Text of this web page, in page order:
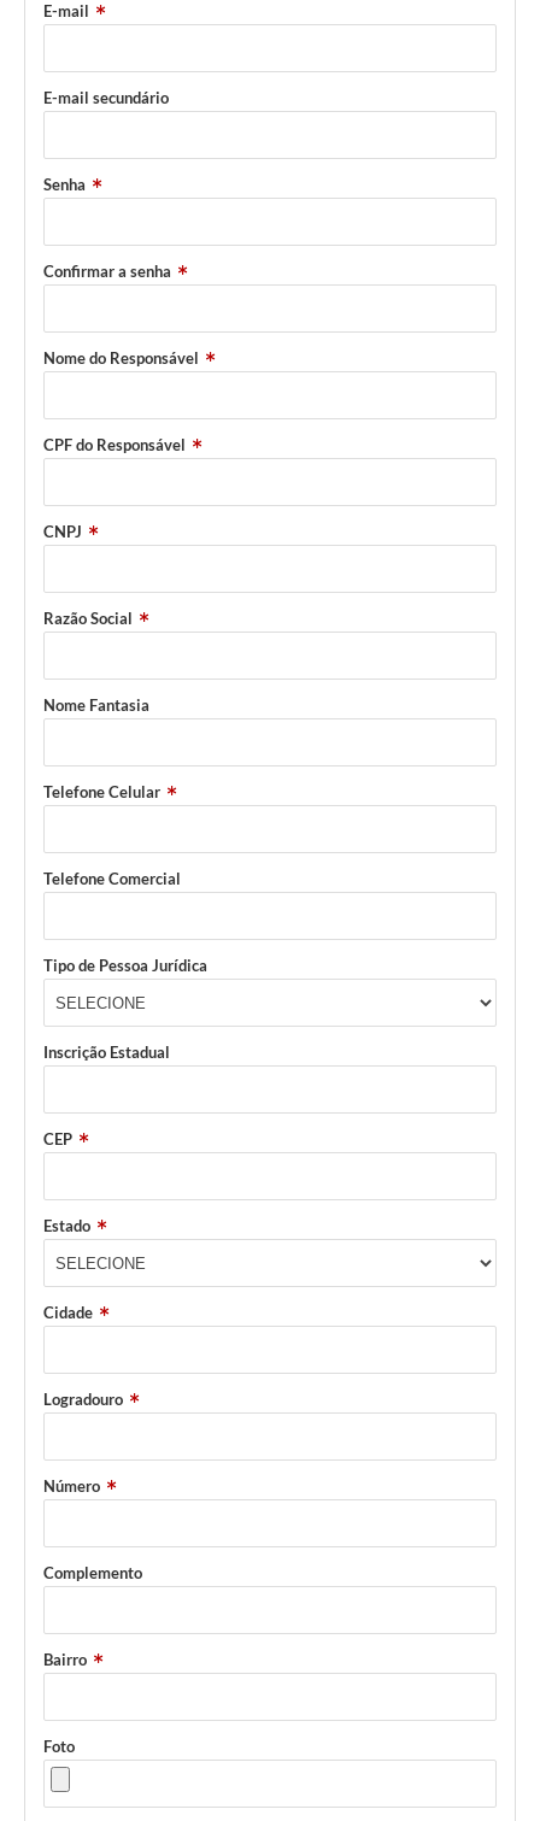
E-mail
E-mail secundário
Senha
Confirmar a senha
Nome do Responsável
CPF do Responsável
CNPJ
Razão Social
Nome Fantasia
Telefone Celular
Telefone Comercial
Tipo de Pessoa Jurídica
Inscrição Estadual
CEP
Estado
Cidade
Logradouro
Número
Complemento
Bairro
Foto